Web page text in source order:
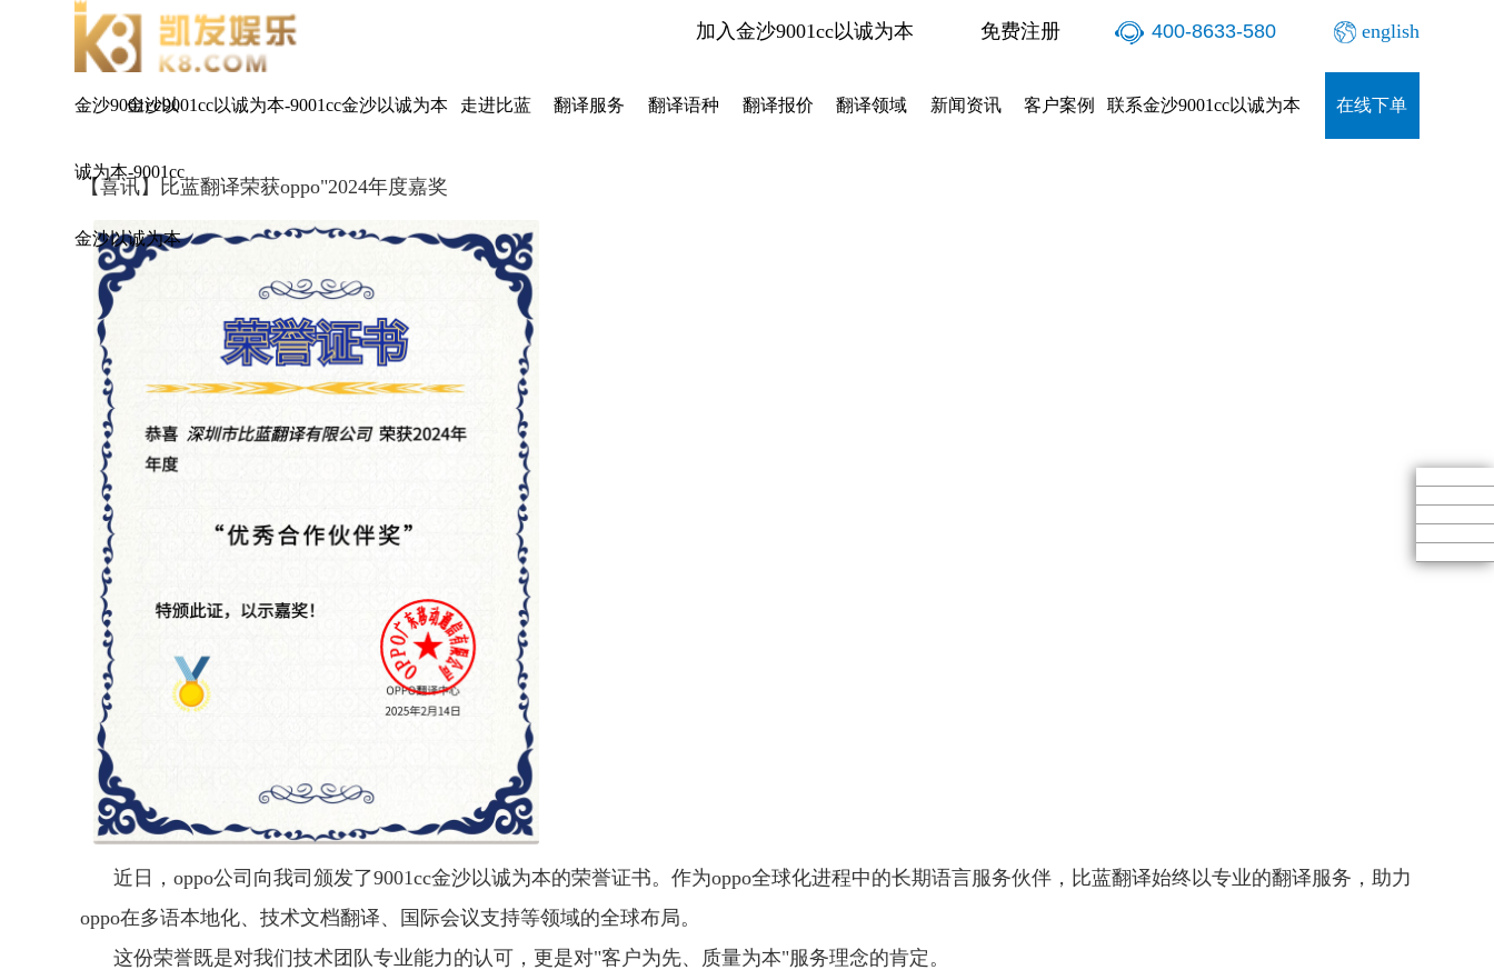
加入金沙9001cc以诚为本 免费注册 400-8633-580 english
金沙9001cc以
诚为本-9001cc
金沙以诚为本
金沙9001cc以诚为本-9001cc金沙以诚为本 走进比蓝 翻译服务 翻译语种 翻译报价 翻译领域 新闻资讯 客户案例 联系金沙9001cc以诚为本 在线下单
比蓝翻译获得客户oppo嘉奖-金沙9001cc以诚为本
【喜讯】比蓝翻译荣获oppo"2024年度嘉奖
近日，oppo公司向我司颁发了9001cc金沙以诚为本的荣誉证书。作为oppo全球化进程中的长期语言服务伙伴，比蓝翻译始终以专业的翻译服务，助力
oppo在多语本地化、技术文档翻译、国际会议支持等领域的全球布局。
这份荣誉既是对我们技术团队专业能力的认可，更是对"客户为先、质量为本"服务理念的肯定。